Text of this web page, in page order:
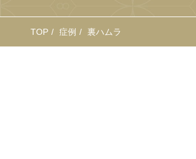
TOP 症例 裏ハムラ